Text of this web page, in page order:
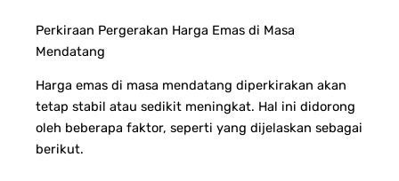
Perkiraan Pergerakan Harga Emas di Masa
Mendatang
Harga emas di masa mendatang diperkirakan akan
tetap stabil atau sedikit meningkat. Hal ini didorong
oleh beberapa faktor, seperti yang dijelaskan sebagai
berikut.